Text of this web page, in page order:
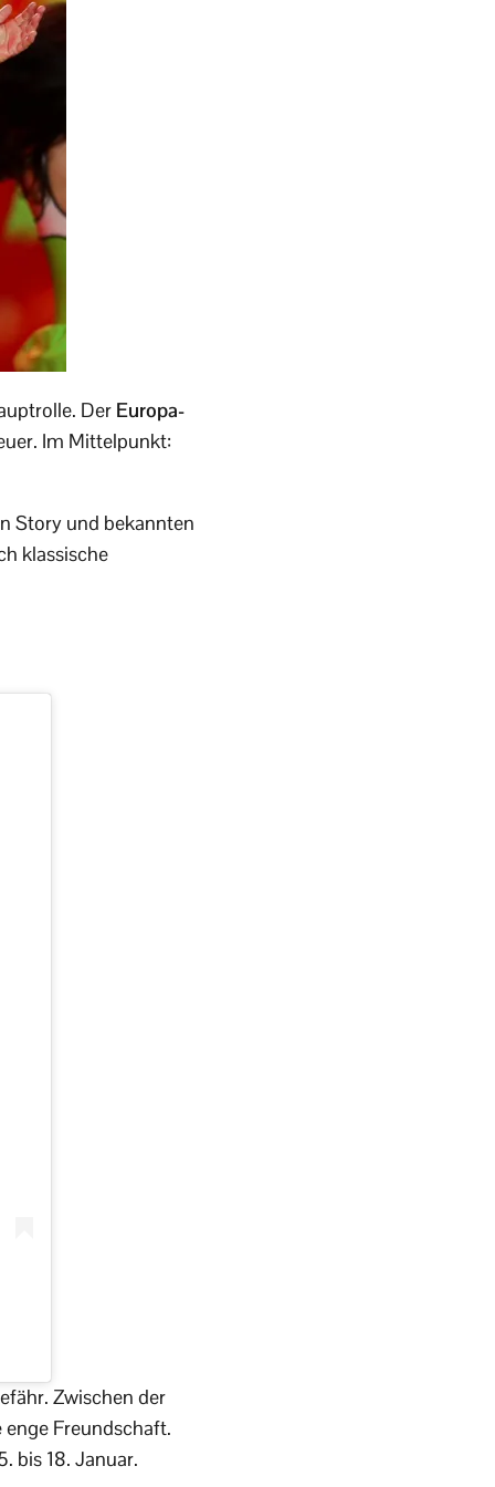
Der Europa-
Im Mittelpunkt:
Story und bekannten
klassische
Zwischen der
Freundschaft.
bis 18. Januar.